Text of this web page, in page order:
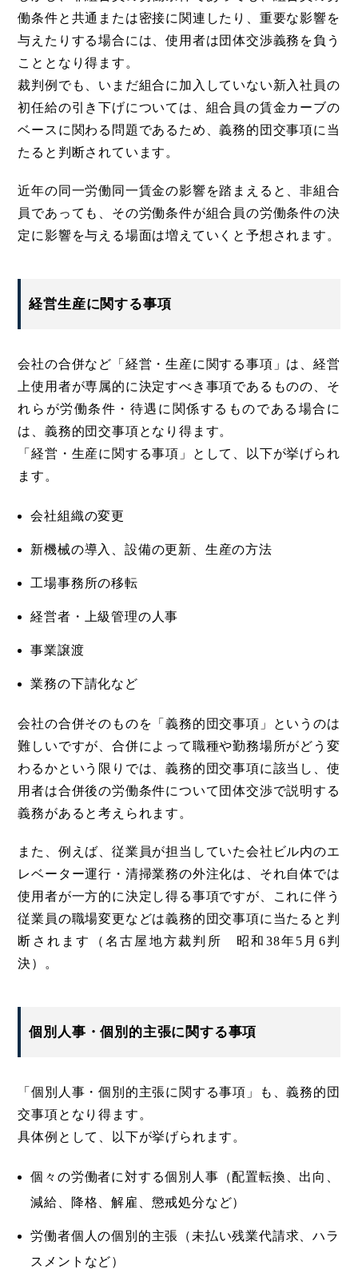
働条件と共通または密接に関連したり、重要な影響を
与えたりする場合には、使用者は団体交渉義務を負う
こととなり得ます。
裁判例でも、いまだ組合に加入していない新入社員の
初任給の引き下げについては、組合員の賃金カーブの
ベースに関わる問題であるため、義務的団交事項に当
たると判断されています。
近年の同一労働同一賃金の影響を踏まえると、非組合
員であっても、その労働条件が組合員の労働条件の決
定に影響を与える場面は増えていくと予想されます。
経営生産に関する事項
会社の合併など「経営・生産に関する事項」は、経営
上使用者が専属的に決定すべき事項であるものの、そ
れらが労働条件・待遇に関係するものである場合に
は、義務的団交事項となり得ます。
「経営・生産に関する事項」として、以下が挙げられ
ます。
会社組織の変更
新機械の導入、設備の更新、生産の方法
工場事務所の移転
経営者・上級管理の人事
事業譲渡
業務の下請化など
会社の合併そのものを「義務的団交事項」というのは
難しいですが、合併によって職種や勤務場所がどう変
わるかという限りでは、義務的団交事項に該当し、使
用者は合併後の労働条件について団体交渉で説明する
義務があると考えられます。
また、例えば、従業員が担当していた会社ビル内のエ
レベーター運行・清掃業務の外注化は、それ自体では
使用者が一方的に決定し得る事項ですが、これに伴う
従業員の職場変更などは義務的団交事項に当たると判
断されます（名古屋地方裁判所 昭和38年5月6判
決）。
個別人事・個別的主張に関する事項
「個別人事・個別的主張に関する事項」も、義務的団
交事項となり得ます。
具体例として、以下が挙げられます。
個々の労働者に対する個別人事（配置転換、出向、
減給、降格、解雇、懲戒処分など）
労働者個人の個別的主張（未払い残業代請求、ハラ
スメントなど）